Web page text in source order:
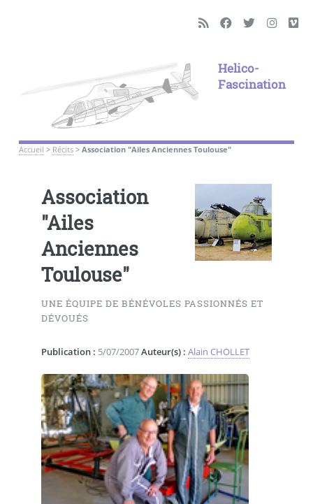
Helico-
Fascination
Accueil > Récits> Association "Ailes Anciennes Toulouse"
Association
"Ailes
Anciennes
Toulouse"
UNE ÉQUIPE DE BÉNÉVOLES PASSIONNÉS ET
DÉVOUÉS
Publication : 5/07/2007Auteur(s) : Alain CHOLLET